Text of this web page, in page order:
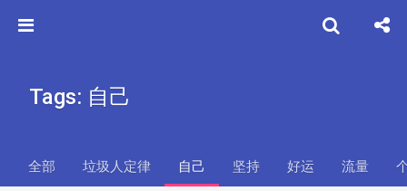
Tags: 自己
全部 垃圾人定律 自己 坚持 好运 流量